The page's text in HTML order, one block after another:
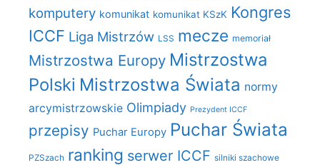
komputery komunikat komunikat KSzK Kongres
ICCF Liga Mistrzów LSS mecze memoriał
Mistrzostwa Europy Mistrzostwa
Polski Mistrzostwa Świata normy
arcymistrzowskie Olimpiady Prezydent ICCF
przepisy Puchar Europy Puchar Świata
PZSzach ranking serwer ICCF silniki szachowe